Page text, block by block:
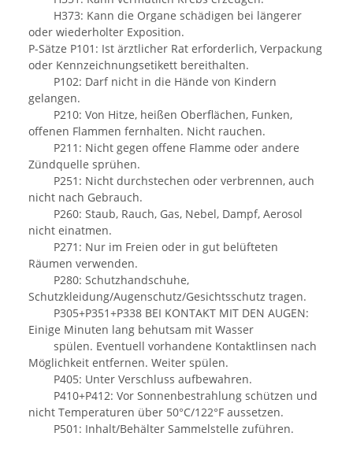
H373: Kann die Organe schädigen bei längerer
oder wiederholter Exposition.
P-Sätze P101: Ist ärztlicher Rat erforderlich, Verpackung
oder Kennzeichnungsetikett bereithalten.
P102: Darf nicht in die Hände von Kindern
gelangen.
P210: Von Hitze, heißen Oberflächen, Funken,
offenen Flammen fernhalten. Nicht rauchen.
P211: Nicht gegen offene Flamme oder andere
Zündquelle sprühen.
P251: Nicht durchstechen oder verbrennen, auch
nicht nach Gebrauch.
P260: Staub, Rauch, Gas, Nebel, Dampf, Aerosol
nicht einatmen.
P271: Nur im Freien oder in gut belüfteten
Räumen verwenden.
P280: Schutzhandschuhe,
Schutzkleidung/Augenschutz/Gesichtsschutz tragen.
P305+P351+P338 BEI KONTAKT MIT DEN AUGEN:
Einige Minuten lang behutsam mit Wasser
spülen. Eventuell vorhandene Kontaktlinsen nach
Möglichkeit entfernen. Weiter spülen.
P405: Unter Verschluss aufbewahren.
P410+P412: Vor Sonnenbestrahlung schützen und
nicht Temperaturen über 50°C/122°F aussetzen.
P501: Inhalt/Behälter Sammelstelle zuführen.